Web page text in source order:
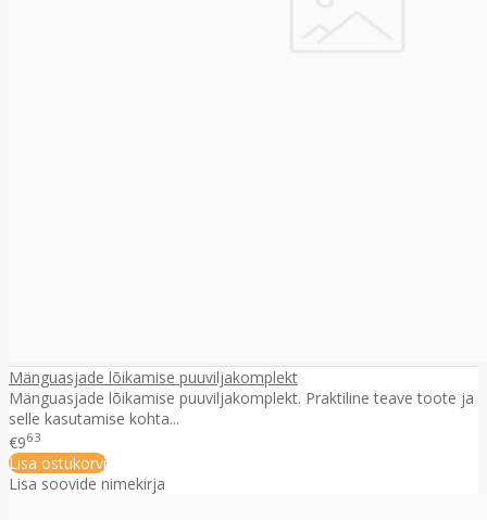
Mänguasjade lõikamise puuviljakomplekt
Mänguasjade lõikamise puuviljakomplekt. Praktiline teave toote ja
selle kasutamise kohta...
€963
Lisa ostukorvi
Lisa soovide nimekirja